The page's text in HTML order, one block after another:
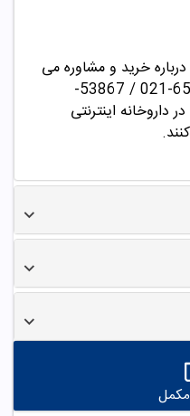
خرید و مشاوره می
توانید با این شماره ها 65235660-021 / 53867-
داروخانه اینترنتی
.